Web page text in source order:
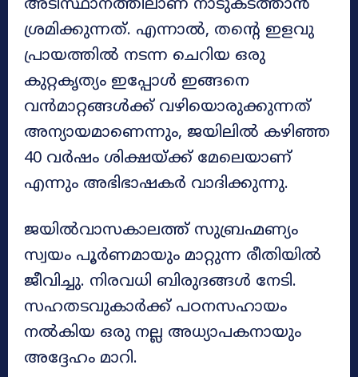
അടിസ്ഥാനത്തിലാണ് നാടുകടത്താൻ
ശ്രമിക്കുന്നത്. എന്നാൽ, തന്റെ ഇളവു
പ്രായത്തിൽ നടന്ന ചെറിയ ഒരു
കുറ്റകൃത്യം ഇപ്പോൾ ഇങ്ങനെ
വൻമാറ്റങ്ങൾക്ക് വഴിയൊരുക്കുന്നത്
അന്യായമാണെന്നും, ജയിലിൽ കഴിഞ്ഞ
40 വർഷം ശിക്ഷയ്ക്ക് മേലെയാണ്
എന്നും അഭിഭാഷകർ വാദിക്കുന്നു.
ജയിൽവാസകാലത്ത് സുബ്രഹ്മണ്യം
സ്വയം പൂര്‍ണമായും മാറ്റുന്ന രീതിയിൽ
ജീവിച്ചു. നിരവധി ബിരുദങ്ങൾ നേടി.
സഹതടവുകാർക്ക് പഠനസഹായം
നൽകിയ ഒരു നല്ല അധ്യാപകനായും
അദ്ദേഹം മാറി.